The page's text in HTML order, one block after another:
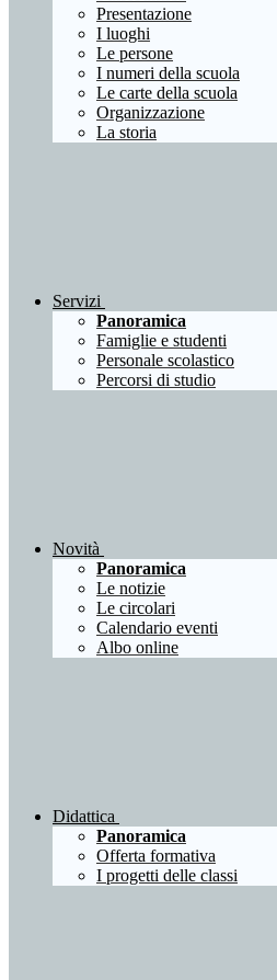
Presentazione
I luoghi
Le persone
I numeri della scuola
Le carte della scuola
Organizzazione
La storia
Servizi
Panoramica
Famiglie e studenti
Personale scolastico
Percorsi di studio
Novità
Panoramica
Le notizie
Le circolari
Calendario eventi
Albo online
Didattica
Panoramica
Offerta formativa
I progetti delle classi